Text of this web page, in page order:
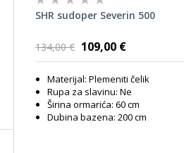
SHR sudoper Severin 500
134,00 € 109,00 €
Materijal: Plemeniti čelik
Rupa za slavinu: Ne
Širina ormarića: 60 cm
Dubina bazena: 200 cm